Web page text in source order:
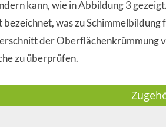
kann, wie in Abbildung 3
was zu
der Oberflächenkrümmung
zu überprüfen.